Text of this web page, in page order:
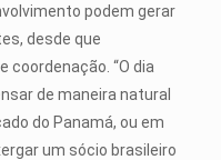
podem gerar
desde que
“O dia
de maneira natural
do Panamá, ou em
um sócio brasileiro